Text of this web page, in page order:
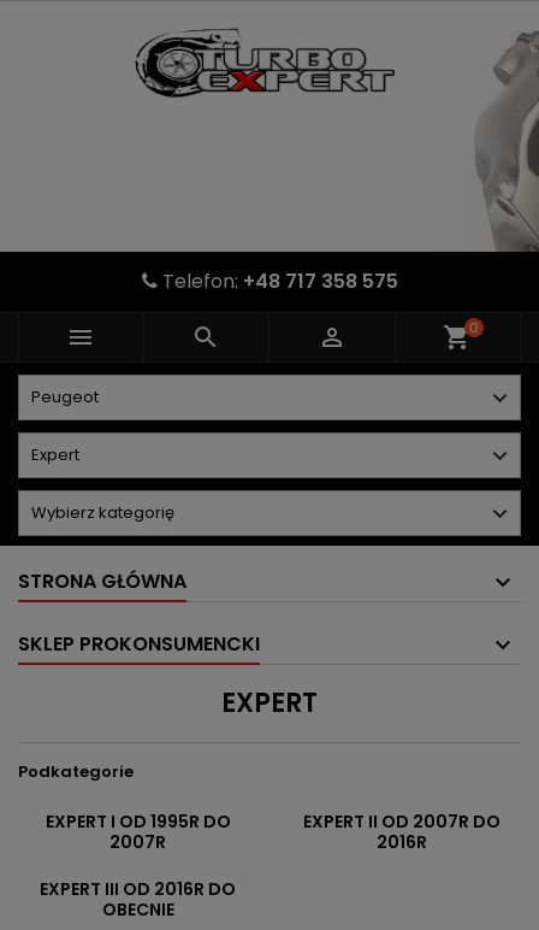
Telefon: +48 717 358 575
   shopping_cart0
STRONA GŁÓWNA
SKLEP PROKONSUMENCKI
EXPERT
Podkategorie
EXPERT I OD 1995R DO
2007R
EXPERT II OD 2007R DO
2016R
EXPERT III OD 2016R DO
OBECNIE